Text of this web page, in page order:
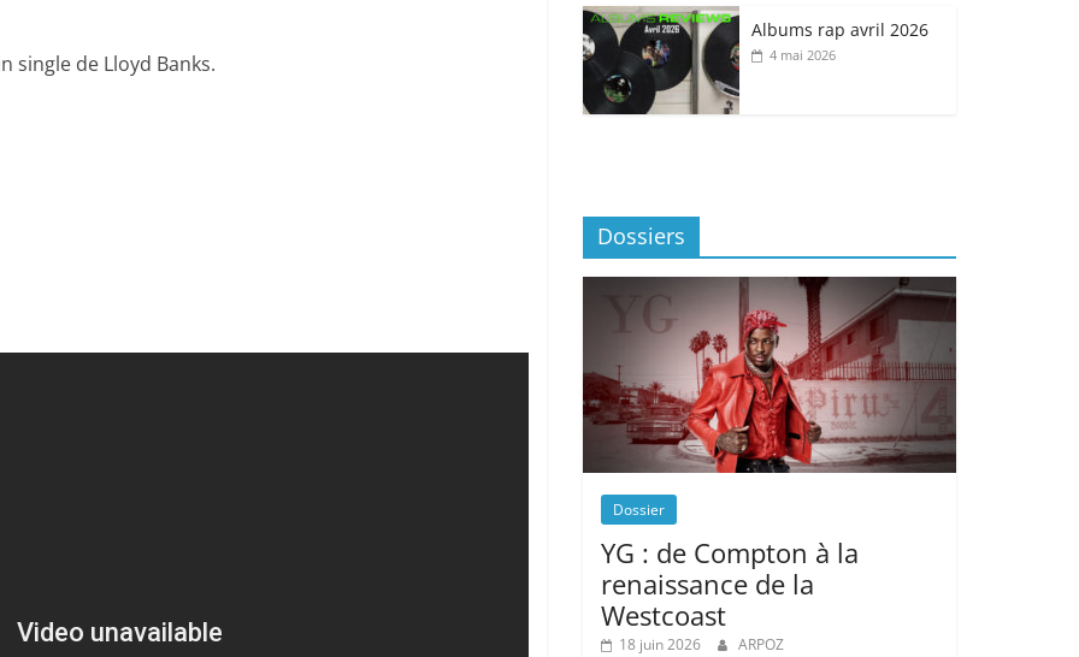
single de Lloyd Banks.
Albums rap avril 2026
4 mai 2026
Dossiers
Dossier
YG : de Compton à la
renaissance de la
Westcoast
18 juin 2026 ARPOZ